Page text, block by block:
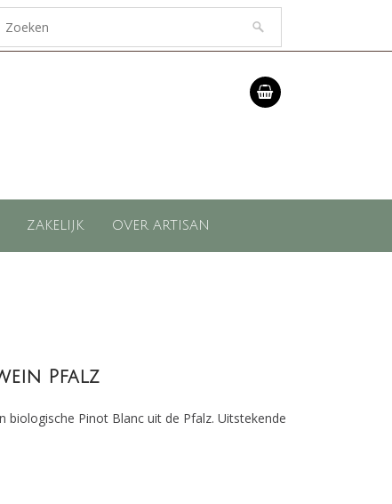
ZAKELIJK OVER ARTISAN
Pfalz
biologische Pinot Blanc uit de Pfalz. Uitstekende